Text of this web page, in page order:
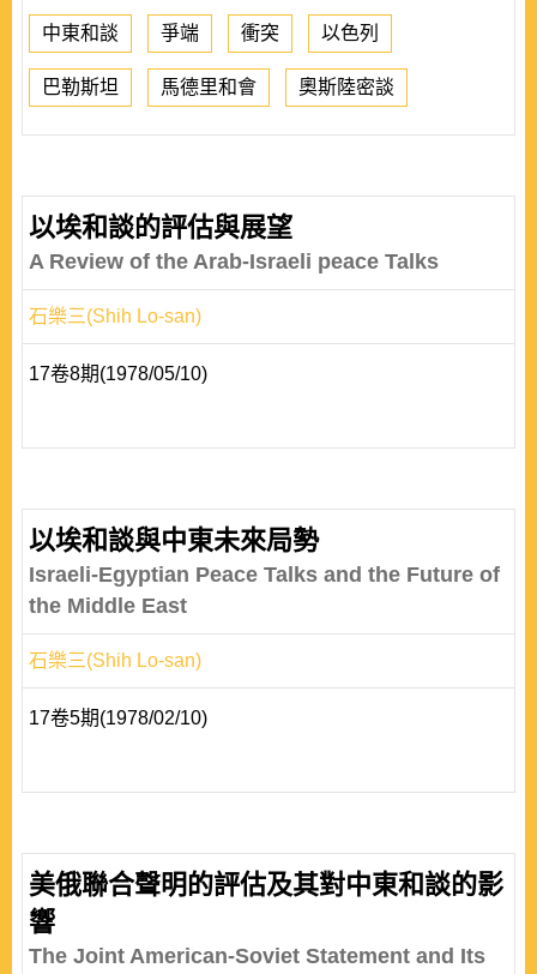
中東和談 爭端 衝突 以色列
巴勒斯坦 馬德里和會 奧斯陸密談
以埃和談的評估與展望
A Review of the Arab-Israeli peace Talks
石樂三(Shih Lo-san)
17卷8期(1978/05/10)
以埃和談與中東未來局勢
Israeli-Egyptian Peace Talks and the Future of
the Middle East
石樂三(Shih Lo-san)
17卷5期(1978/02/10)
美俄聯合聲明的評估及其對中東和談的影
響
The Joint American-Soviet Statement and Its